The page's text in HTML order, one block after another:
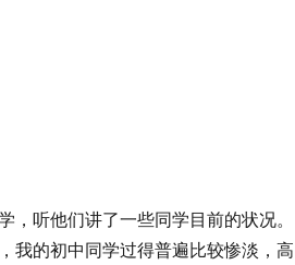
听他们讲了一些同学目前的状况。
我的初中同学过得普遍比较惨淡，高